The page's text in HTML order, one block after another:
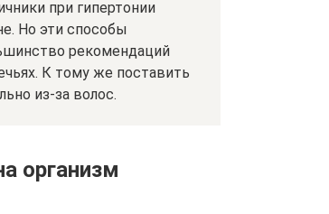
при гипертонии
Но эти способы
рекомендаций
К тому же поставить
из-за волос.
организм